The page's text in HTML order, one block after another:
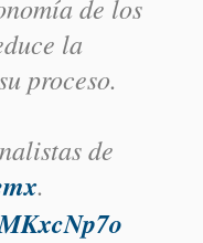
de los
la
proceso.
de
.